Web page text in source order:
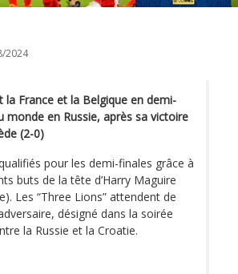
2024
la France et la Belgique en demi-
monde en Russie, après sa victoire
(2-0)
pour les demi-finales grâce à
buts de la tête d’Harry Maguire
Les “Three Lions” attendent de
désigné dans la soirée
la Russie et la Croatie.